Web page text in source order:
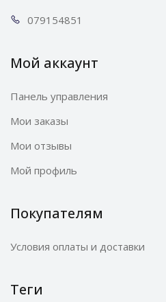
0791 54851
Мой аккаунт
Панель управления
Мои заказы
Мои отзывы
Мой профиль
Покупателям
Условия оплаты и доставки
Теги